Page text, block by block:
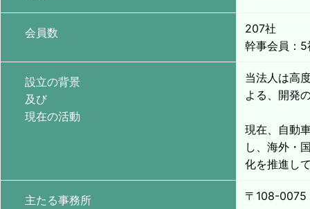
会員数
207社
幹事会員：
設立の背景
及び
現在の活動
当法人は高
よる、開発
現在、自動
し、海外・
化を推進し
主たる事務所 〒108-0075